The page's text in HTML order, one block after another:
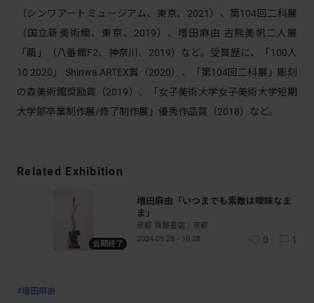
（シンワアートミュージアム、東京、2021）、第104回二科展
（国立新美術館、東京、2019）、増田麻由 古熊美帆二人展
「繭」（八番館F2、神奈川、2019）など。受賞歴に、「100人
10 2020」 Shinwa ARTEX賞（2020）、「第104回二科展」彫刻
の森美術館奨励賞（2019）、「女子美術大学女子美術大学短期
大学部卒業制作展/修了制作展」優秀作品賞（2018）など。
Related Exhibition
会期終了
増田麻由「いつまでも素敵は曖昧なま
ま」
京都 蔦屋書店｜京都
2024.09.28 - 10.28
0 1
#増田麻由